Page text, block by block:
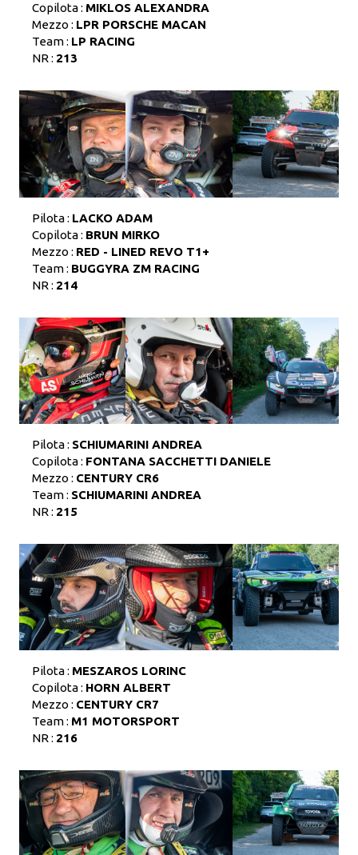
Copilota : MIKLOS ALEXANDRA
Mezzo : LPR PORSCHE MACAN
Team : LP RACING
NR : 213
Pilota : LACKO ADAM
Copilota : BRUN MIRKO
Mezzo : RED - LINED REVO T1+
Team : BUGGYRA ZM RACING
NR : 214
Pilota : SCHIUMARINI ANDREA
Copilota : FONTANA SACCHETTI DANIELE
Mezzo : CENTURY CR6
Team : SCHIUMARINI ANDREA
NR : 215
Pilota : MESZAROS LORINC
Copilota : HORN ALBERT
Mezzo : CENTURY CR7
Team : M1 MOTORSPORT
NR : 216